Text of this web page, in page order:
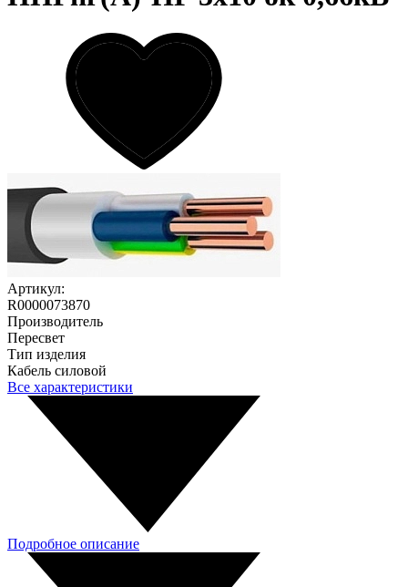
Артикул:
R0000073870
Производитель
Пересвет
Тип изделия
Кабель силовой
Все характеристики
Подробное описание